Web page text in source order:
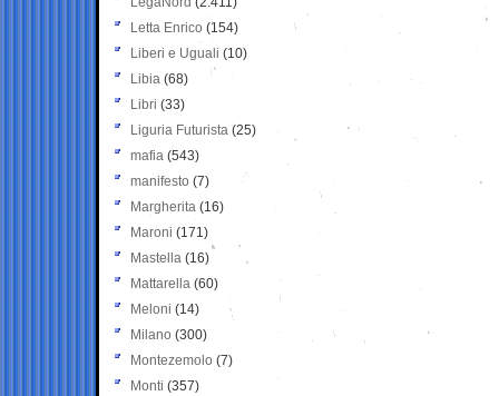
Letta Enrico (154)
Liberi e Uguali (10)
Libia (68)
Libri (33)
Liguria Futurista (25)
mafia (543)
manifesto (7)
Margherita (16)
Maroni (171)
Mastella (16)
Mattarella (60)
Meloni (14)
Milano (300)
Montezemolo (7)
Monti (357)